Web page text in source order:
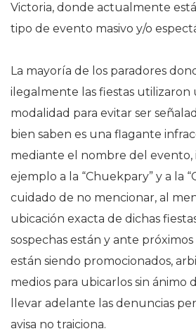
Victoria, donde actualmente
tipo de evento masivo y/o
La mayoría de los paradores
ilegalmente las fiestas utilizaron
modalidad para evitar ser
bien saben es una flagante
mediante el nombre del
ejemplo a la “Chuekpary” y a la
cuidado de no mencionar, al
ubicación exacta de dichas
sospechas están y ante
están siendo promocionados,
medios para ubicarlos sin ánimo
llevar adelante las denuncias
avisa no traiciona.